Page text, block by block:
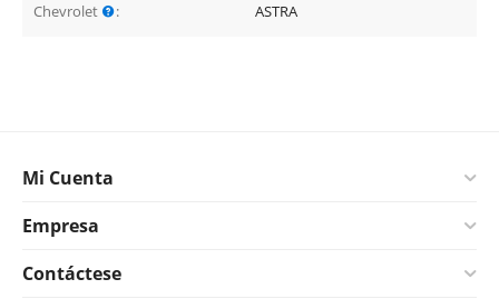
Chevrolet
: ASTRA
Mi Cuenta
Empresa
Contáctese